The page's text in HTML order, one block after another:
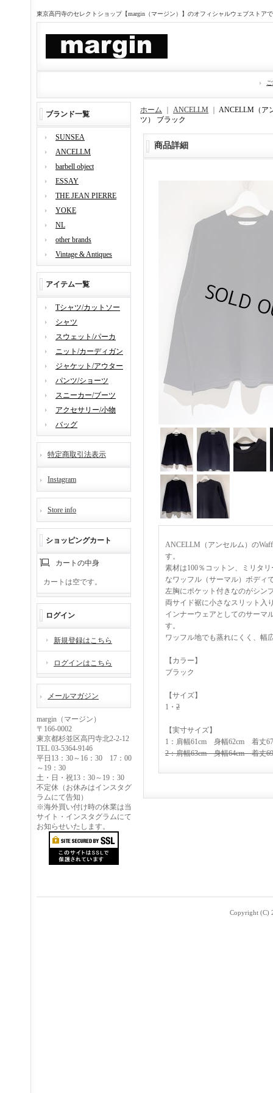
東京高円寺のセレクトショップ【margin（マージン）】のオフィシャルウェブストア
ブランド一覧
SUNSEA
ANCELLM
barbell object
ESSAY
THE JEAN PIERRE
YOKE
NL
other brands
Vintage & Antiques
アイテム一覧
Tシャツ/カットソー
シャツ
スウェット/パーカ
ニット/カーディガン
ジャケット/アウター
パンツ/ショーツ
スニーカー/ブーツ
アクセサリー/小物
バッグ
特定商取引法表示
Instagram
Store info
ショッピングカート
カートの中身
カートは空です。
ログイン
新規登録はこちら
ログインはこちら
メールマガジン
margin（マージン）
〒166-0002
東京都杉並区高円寺北2-2-12
TEL 03-5364-9146
平日13：30～16：30 17：00
～19：30
土・日・祝13：30～19：30
不定休（お休みはインスタグ
ラムにて告知）
※海外買い付け時の休業は当
サイト・インスタグラムにて
お知らせいたします。
ホーム ANCELLM
ANCELLM（ア
ツ） ブラック
商品詳細
ANCELLM（アンセルム）の
す。
素材は100％コットン、ミリタ
なワッフル（サーマル）ボディ
左胸にポケット付きなのがシン
両サイド裾に小さなスリット入
インナーウェアとしてのサーマ
す。
ワッフル地でも蒸れにくく、幅
【カラー】
ブラック
【サイズ】
1・ 2
【実寸サイズ】
1：肩幅61cm 身幅62cm 着丈
2：肩幅63cm 身幅64cm 着丈
Copyright (C)